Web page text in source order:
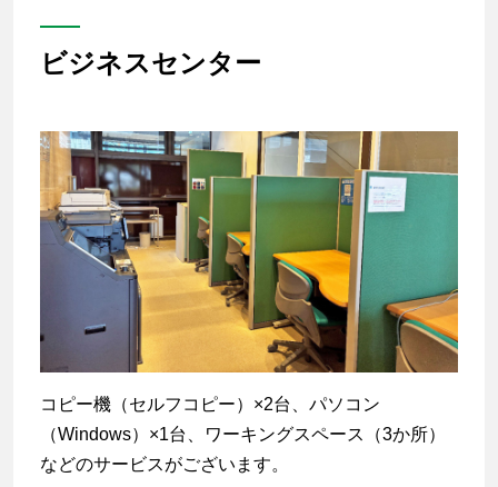
ビジネスセンター
コピー機（セルフコピー）×2台、パソコン
（Windows）×1台、ワーキングスペース（3か所）
などのサービスがございます。